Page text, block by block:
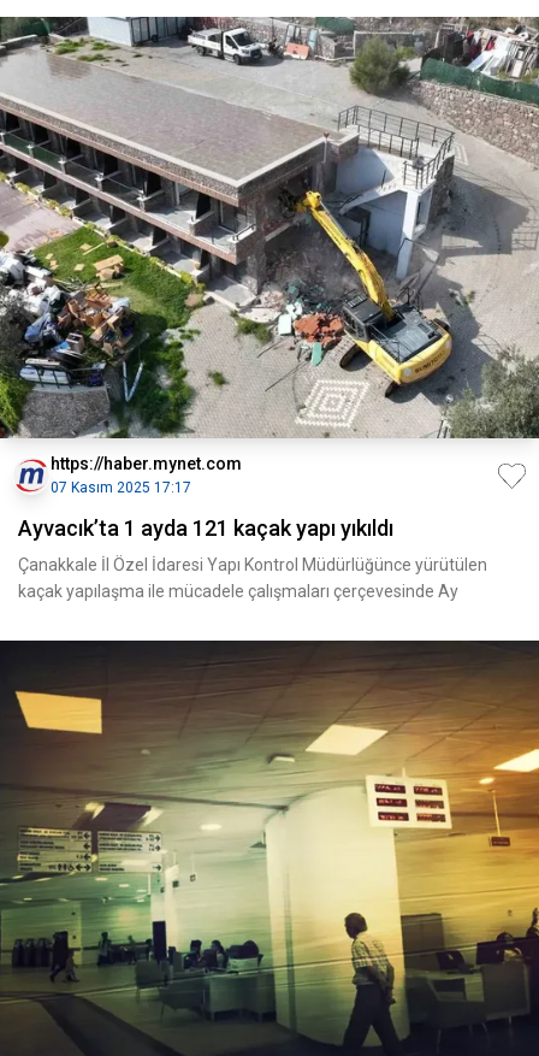
https://haber.mynet.com
07 Kasım 2025 17:17
Ayvacık’ta 1 ayda 121 kaçak yapı yıkıldı
Çanakkale İl Özel İdaresi Yapı Kontrol Müdürlüğünce yürütülen
kaçak yapılaşma ile mücadele çalışmaları çerçevesinde Ay